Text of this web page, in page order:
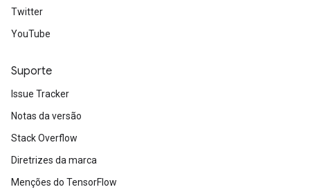
Twitter
YouTube
Suporte
Issue Tracker
Notas da versão
Stack Overflow
Diretrizes da marca
Menções do TensorFlow